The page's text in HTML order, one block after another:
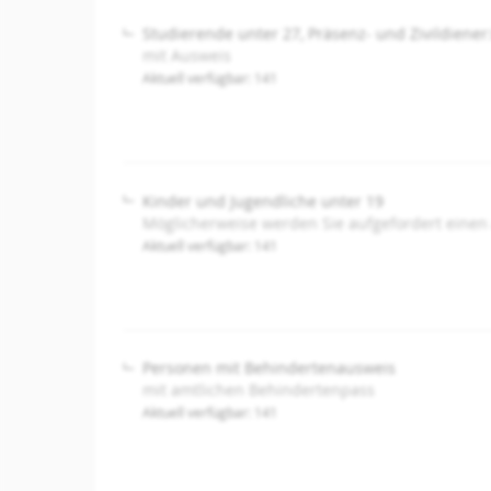
Studierende unter 27, Präsenz- und
mit Ausweis
Aktuell verfügbar: 141
Kinder und Jugendliche unter 19
Möglicherweise werden Sie aufgefordert einen
Aktuell verfügbar: 141
Personen mit Behindertenausweis
mit amtlichen Behindertenpass
Aktuell verfügbar: 141